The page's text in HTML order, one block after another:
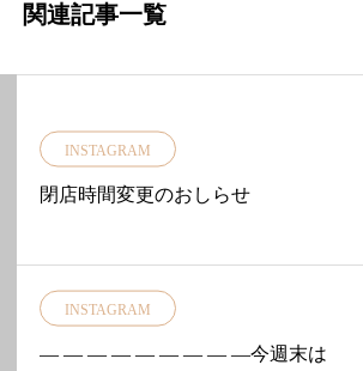
関連記事一覧
INSTAGRAM
閉店時間変更のおしらせ
INSTAGRAM
— — — — — — — — —今週末は